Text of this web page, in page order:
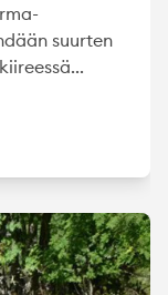
suurten